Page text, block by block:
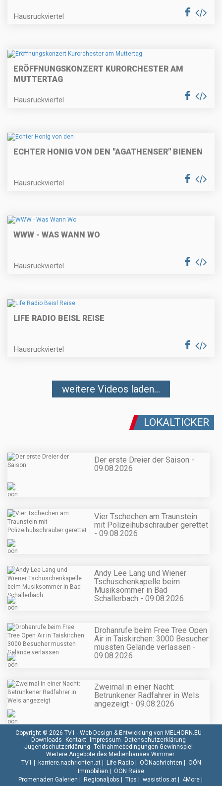
Hausruckviertel
ERÖFFNUNGSKONZERT KURORCHESTER AM
MUTTERTAG
Hausruckviertel
ECHTER HONIG VON DEN "AGATHENSER" BIENEN
Hausruckviertel
WWW - WAS WANN WO
Hausruckviertel
LIFE RADIO BEISL REISE
Hausruckviertel
weitere Videos laden...
LOKALTICKER
Der erste Dreier der Saison -
09.08.2026
Vier Tschechen am Traunstein
mit Polizeihubschrauber gerettet
- 09.08.2026
Andy Lee Lang und Wiener
Tschuschenkapelle beim
Musiksommer in Bad
Schallerbach - 09.08.2026
Drohanrufe beim Free Tree Open
Air in Taiskirchen: 3000 Besucher
mussten Gelände verlassen -
09.08.2026
Zweimal in einer Nacht:
Betrunkener Radfahrer in Wels
angezeigt - 09.08.2026
Copyright © 2026 TV1 - Web Design & Entwicklung von MELHORN.EU
Downloads Kontakt Impressum Datenschutzerklärung
Jugendschutzerklärung Teilnahmebedingungen Gewinnspiel
Weitere Angebote des Medienhauses Wimmer:
TV1 | karriere.nachrichten.at| Life Radio| OÖNachrichten | OÖN
Immobilien | OÖN Reise
Promenaden Galerien | Regionaljobs | Tips | wasistlos.at| 4More|